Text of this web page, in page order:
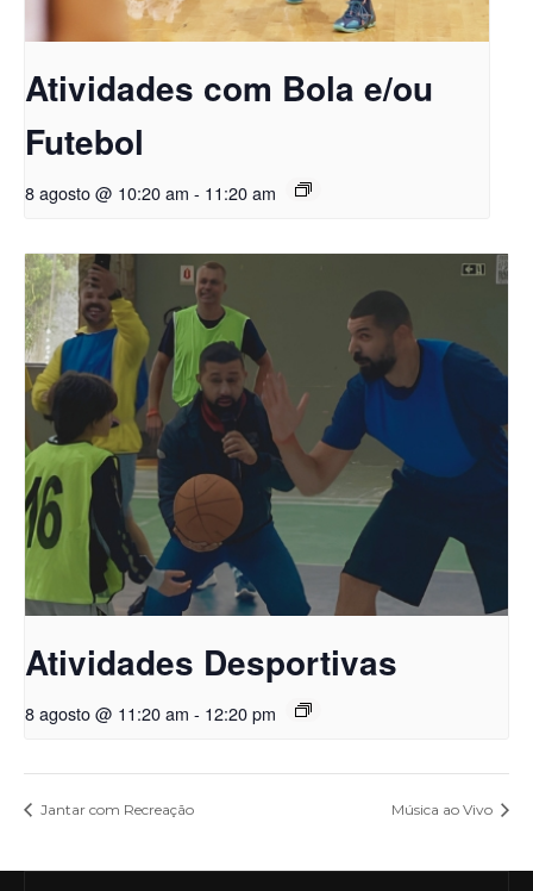
Atividades com Bola e/ou
Futebol
8 agosto @ 10:20 am - 11:20 am
Atividades Desportivas
8 agosto @ 11:20 am - 12:20 pm
Jantar com Recreação Música ao Vivo